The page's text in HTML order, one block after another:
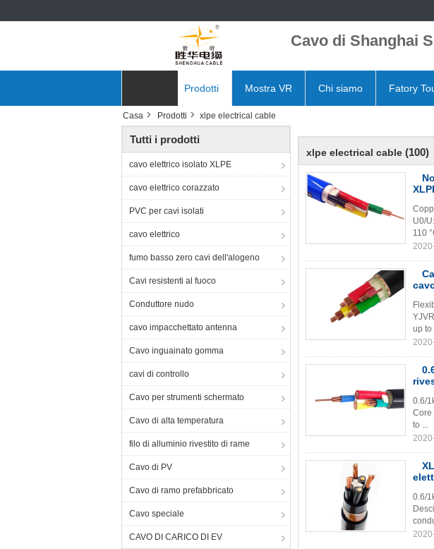
Cavo di Shanghai
Prodotti Mostra VR Chi siamo Fatory
Notizie
Casa Prodotti xlpe electrical cable
Tutti i prodotti
cavo elettrico isolato XLPE
cavo elettrico corazzato
PVC per cavi isolati
cavo elettrico
fumo basso zero cavi dell'alogeno
Cavi resistenti al fuoco
Conduttore nudo
cavo impacchettato antenna
Cavo inguainato gomma
cavi di controllo
Cavo per strumenti schermato
Cavo di alta temperatura
filo di alluminio rivestito di rame
Cavo di PV
Cavo di ramo prefabbricato
Cavo speciale
CAVO DI CARICO DI EV
xlpe electrical cable (100)
U0/
110
up to
0.6/
Core
to ...
0.6/